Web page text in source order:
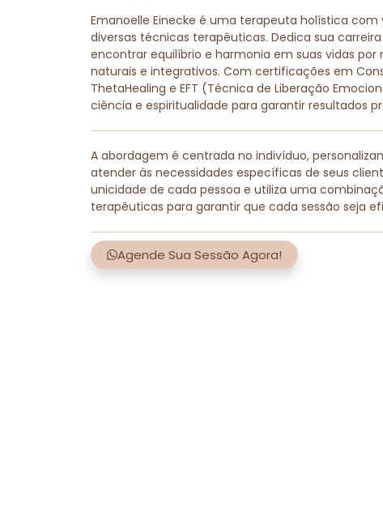
Emanoelle Einecke é uma terapeuta holística
diversas técnicas terapêuticas. Dedica sua
encontrar equilíbrio e harmonia em suas vidas
naturais e integrativos. Com certificações em
ThetaHealing e EFT (Técnica de Liberação
ciência e espiritualidade para garantir resultados
A abordagem é centrada no indivíduo,
atender às necessidades específicas de seus
unicidade de cada pessoa e utiliza uma
terapêuticas para garantir que cada sessão seja
Agende Sua Sessão Agora!